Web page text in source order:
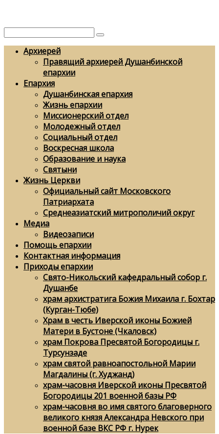
Архиерей
Правящий архиерей Душанбинской
епархии
Епархия
Душанбинская епархия
Жизнь епархии
Миссионерский отдел
Молодежный отдел
Социальный отдел
Воскресная школа
Образование и наука
Святыни
Жизнь Церкви
Официальный сайт Московского
Патриархата
Среднеазиатский митрополичий округ
Медиа
Видеозаписи
Помощь епархии
Контактная информация
Приходы епархии
Свято-Никольский кафедральный собор г.
Душанбе
храм архистратига Божия Михаила г. Бохтар
(Курган-Тюбе)
Храм в честь Иверской иконы Божией
Матери в Бустоне (Чкаловск)
храм Покрова Пресвятой Богородицы г.
Турсунзаде
храм святой равноапостольной Марии
Магдалины (г. Худжанд)
храм-часовня Иверской иконы Пресвятой
Богородицы 201 военной базы РФ
храм-часовня во имя святого благоверного
великого князя Александра Невского при
военной базе ВКС РФ г. Нурек